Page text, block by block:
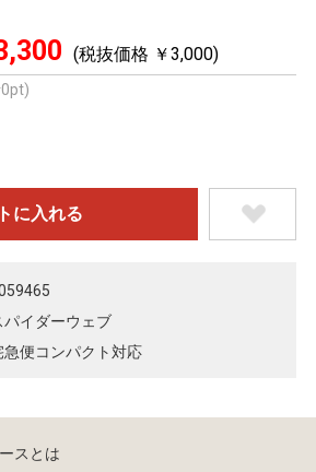
(税抜価格 ￥3,000)
パイダーウェブ
急便コンパクト対応
スとは